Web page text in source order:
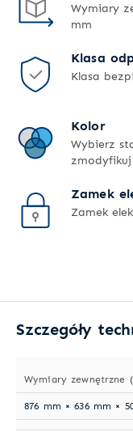
Wymiary
mm
Klasa
Klasa
Kolor
Wybierz
zmodyfikuj
Zamek
Zamek
Szczegóły
Wymiary zewnętrzne
876 mm × 636 mm ×